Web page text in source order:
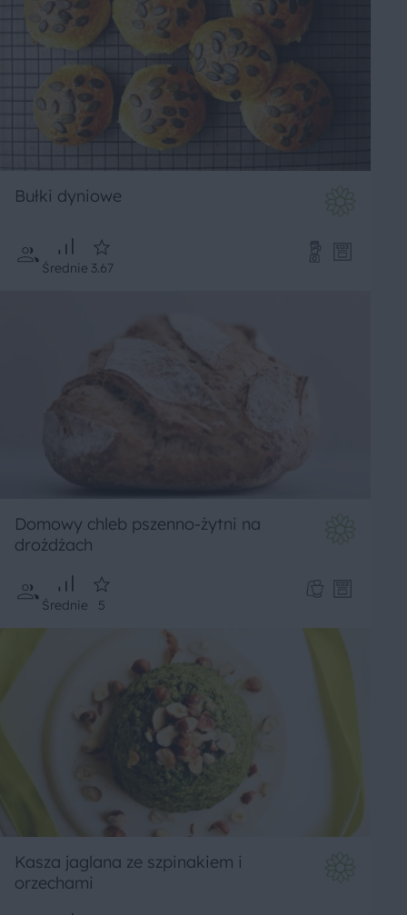
Bułki dyniowe
Średnie 3.67
Domowy chleb pszenno-żytni na
drożdżach
Średnie 5
Kasza jaglana ze szpinakiem i
orzechami